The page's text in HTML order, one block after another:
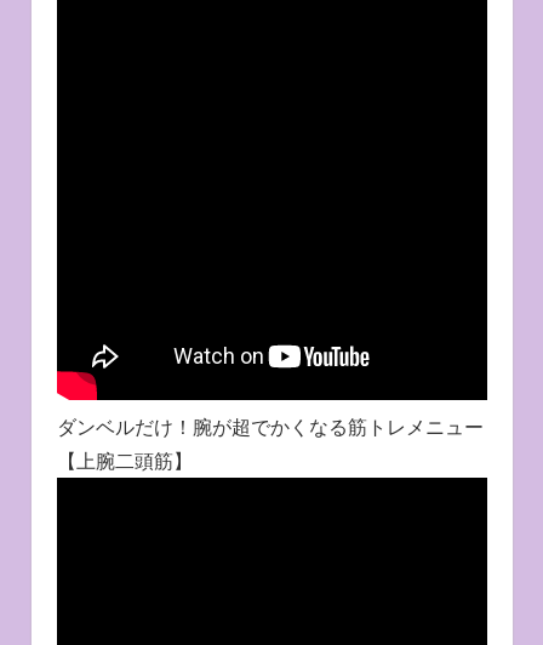
ダンベルだけ！腕が超でかくなる筋トレメニュー
【上腕二頭筋】